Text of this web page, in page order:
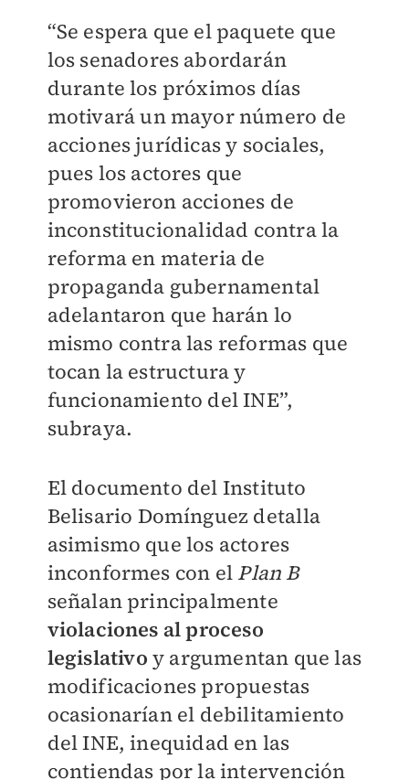
“Se espera que el paquete que
los senadores abordarán
durante los próximos días
motivará un mayor número de
acciones jurídicas y sociales,
pues los actores que
promovieron acciones de
inconstitucionalidad contra la
reforma en materia de
propaganda gubernamental
adelantaron que harán lo
mismo contra las reformas que
tocan la estructura y
funcionamiento del INE”,
subraya.
El documento del Instituto
Belisario Domínguez detalla
asimismo que los actores
inconformes con el Plan B
señalan principalmente
violaciones al proceso
legislativo y argumentan que las
modificaciones propuestas
ocasionarían el debilitamiento
del INE, inequidad en las
contiendas por la intervención